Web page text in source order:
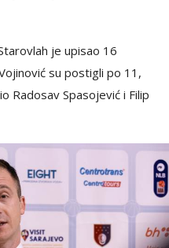
je upisao 16
su postigli po 11,
Radosav Spasojević i Filip